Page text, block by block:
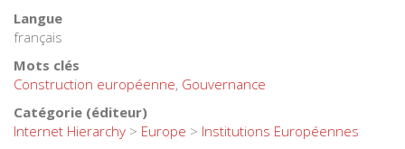
Langue
français
Mots clés
Construction européenne, Gouvernance
Catégorie (éditeur)
Internet Hierarchy > Europe > Institutions Européennes